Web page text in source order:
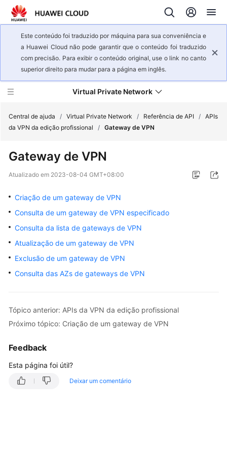
Este conteúdo foi traduzido por máquina para sua conveniência e
a Huawei Cloud não pode garantir que o conteúdo foi traduzido
com precisão. Para exibir o conteúdo original, use o link no canto
superior direito para mudar para a página em inglês.
Virtual Private Network
geral
de
passos
Guia
usuário
Referência
Antes
Central de ajuda / Virtual Private Network / Referência de API / APIs
da VPN da edição profissional
/ Gateway de VPN
Gateway de VPN
Atualizado em 2023-08-04 GMT+08:00
Criação de um gateway de VPN
Consulta de um gateway de VPN especificado
Consulta da lista de gateways de VPN
Atualização de um gateway de VPN
Exclusão de um gateway de VPN
Consulta das AZs de gateways de VPN
Tópico anterior: APIs da VPN da edição profissional
Próximo tópico: Criação de um gateway de VPN
Feedback
Esta página foi útil?
Deixar um comentário